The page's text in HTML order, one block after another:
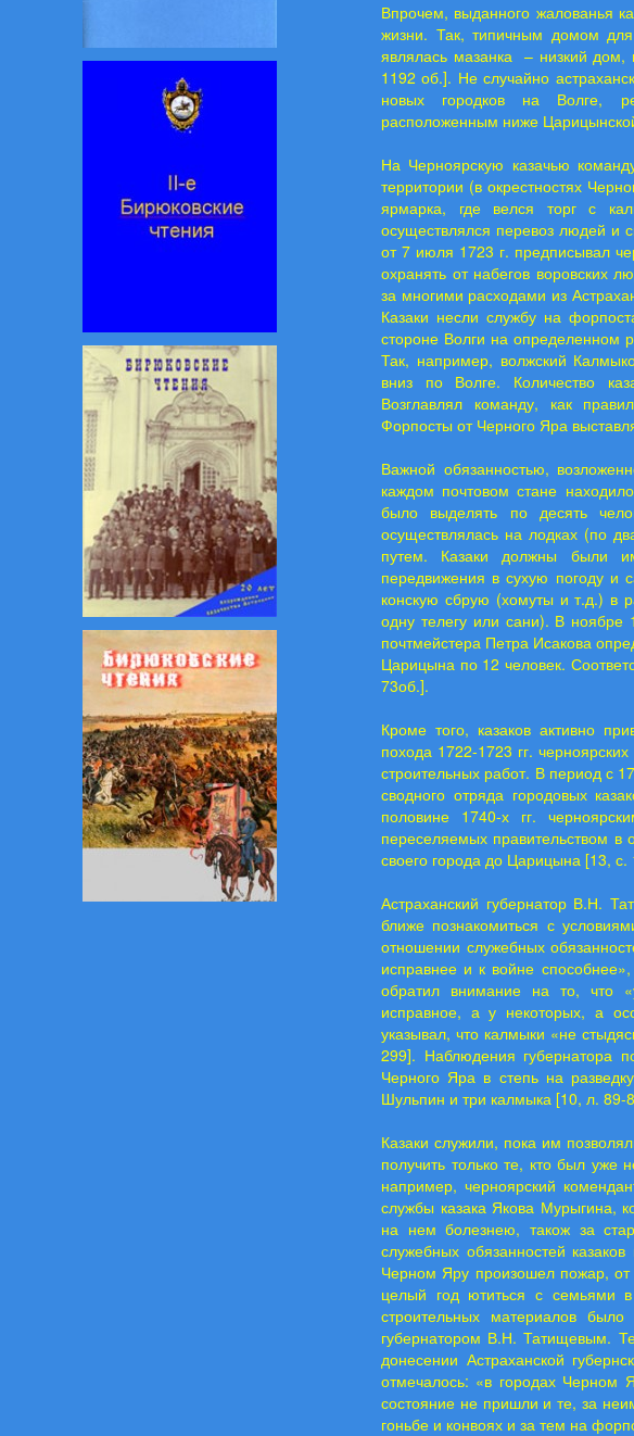
Впрочем, выданного жалованья
жизни. Так, типичным домом
являлась мазанка – низкий
1192 об.]. Не случайно
новых городков на Волге,
расположенным ниже
На Черноярскую казачью
территории (в окрестностях
ярмарка, где велся торг с
осуществлялся перевоз людей и
от 7 июля 1723 г. предписывал
охранять от набегов воровских
за многими расходами из
Казаки несли службу на
стороне Волги на определенном
Так, например, волжский
вниз по Волге. Количество
Возглавлял команду, как
Форпосты от Черного Яра
Важной обязанностью,
каждом почтовом стане
было выделять по десять
осуществлялась на лодках (по
путем. Казаки должны были
передвижения в сухую погоду и
конскую сбрую (хомуты и т.д.) в
одну телегу или сани). В ноябре
почтмейстера Петра Исакова
Царицына по 12 человек.
73об.].
Кроме того, казаков активно
похода 1722-1723 гг.
строительных работ. В период с
сводного отряда городовых
половине 1740-х гг.
переселяемых правительством в
своего города до Царицына [13, с.
Астраханский губернатор В.Н.
ближе познакомиться с
отношении служебных
исправнее и к войне
обратил внимание на то, что
исправное, а у некоторых, а
указывал, что калмыки «не
299]. Наблюдения губернатора
Черного Яра в степь на
Шульпин и три калмыка [10, л. 89-
Казаки служили, пока им
получить только те, кто был уже
например, черноярский
службы казака Якова Мурыгина,
на нем болезнею, також за
служебных обязанностей
Черном Яру произошел пожар, от
целый год ютиться с семьями
строительных материалов
губернатором В.Н. Татищевым.
донесении Астраханской
отмечалось: «в городах Черном
состояние не пришли и те, за
гоньбе и конвоях и за тем на